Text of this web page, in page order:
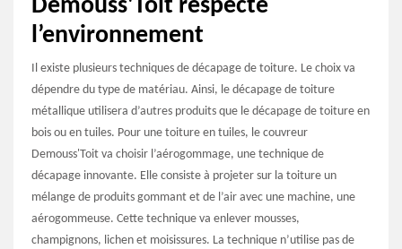
Demouss'Toit respecte
l’environnement
Il existe plusieurs techniques de décapage de toiture. Le choix va
dépendre du type de matériau. Ainsi, le décapage de toiture
métallique utilisera d’autres produits que le décapage de toiture en
bois ou en tuiles. Pour une toiture en tuiles, le couvreur
Demouss'Toit va choisir l’aérogommage, une technique de
décapage innovante. Elle consiste à projeter sur la toiture un
mélange de produits gommant et de l’air avec une machine, une
aérogommeuse. Cette technique va enlever mousses,
champignons, lichen et moisissures. La technique n’utilise pas de